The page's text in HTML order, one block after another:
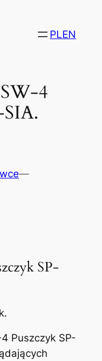
PLEN
4
SIA.
—
SP-
Puszczyk SP-